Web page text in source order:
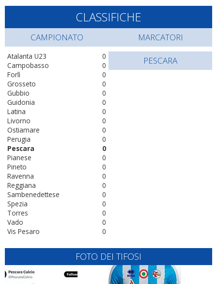
CLASSIFICHE
CAMPIONATO
0
Atalanta U23
0
Campobasso
0
Forlì
0
Grosseto
0
Gubbio
0
Guidonia
0
Latina
0
Livorno
0
Ostiamare
0
Perugia
0
Pescara
0
Pianese
0
Pineto
0
Ravenna
0
Reggiana
0
Sambenedettese
0
Spezia
0
Torres
0
Vado
0
Vis Pesaro
MARCATORI
PESCARA
FOTO DEI TIFOSI